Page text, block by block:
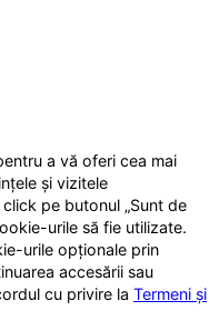
a vă oferi cea mai
și vizitele
pe butonul „Sunt de
urile să fie utilizate.
urile opționale prin
accesării sau
cu privire la Termeni și